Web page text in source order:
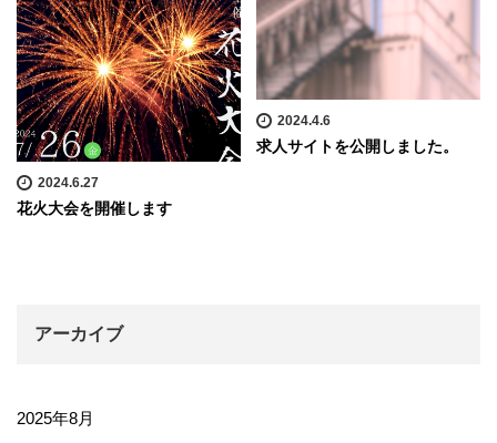
2024.6.27
花火大会を開催します
2024.4.6
求人サイトを公開しました。
アーカイブ
2025年8月